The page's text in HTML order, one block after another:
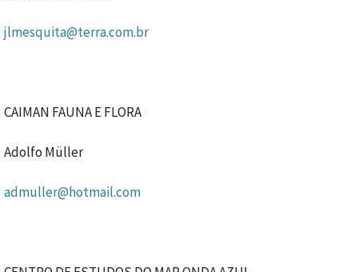
jlmesquita@terra.com.br
CAIMAN FAUNA E FLORA
Adolfo Müller
admuller@hotmail.com